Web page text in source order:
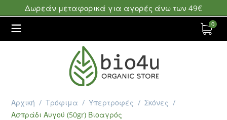
Δωρεάν μεταφορικά για αγορές άνω των 49€
0
Αρχική / Τρόφιμα / Υπερτροφές / Σκόνες /
Ασπράδι Αυγού (50gr) Βιοαγρός